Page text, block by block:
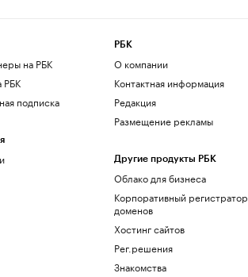
на РБК
РБК
подписка
РБК
О компании
Контактная информация
Редакция
Размещение рекламы
Другие продукты РБК
Облако для бизнеса
Корпоративный регистратор
доменов
Хостинг сайтов
Рег.решения
Знакомства